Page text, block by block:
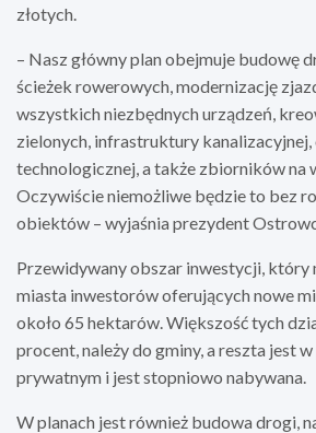
złotych.
– Nasz główny plan obejmuje budowę
ścieżek rowerowych, modernizację
wszystkich niezbędnych urządzeń,
zielonych, infrastruktury
technologicznej, a także zbiorników na
Oczywiście niemożliwe będzie to bez
obiektów – wyjaśnia prezydent
Przewidywany obszar inwestycji, który
miasta inwestorów oferujących nowe
około 65 hektarów. Większość tych
procent, należy do gminy, a reszta jest
prywatnym i jest stopniowo nabywana.
W planach jest również budowa drogi,